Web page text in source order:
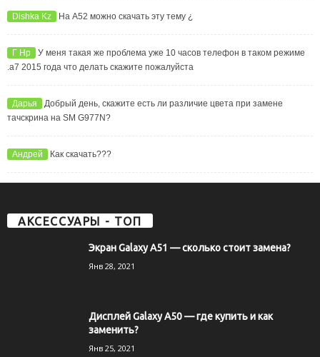
Dishka Kz На А52 можно скачать эту тему ¿
Г Нр
У меня такая же проблема уже 10 часов телефон в таком режиме
.а7 2015 года что делать скажите пожалуйста
Дарья
Добрый день, скажите есть ли различие цвета при замене
тачскрина на SM G977N?
Андрей Как скачать???
АКСЕССУАРЫ - ТОП
Экран Galaxy A51 — сколько стоит замена?
Янв 28, 2021
Дисплей Galaxy A50 — где купить и как
заменить?
Янв 25, 2021